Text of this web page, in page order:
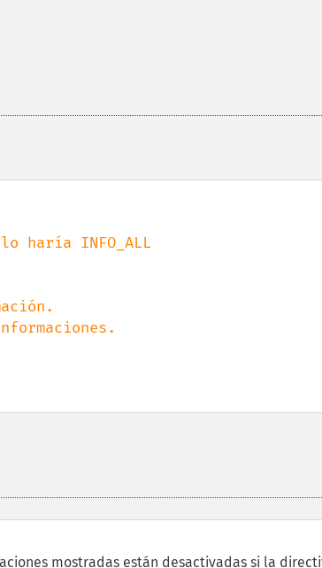
mostradas están desactivadas si la